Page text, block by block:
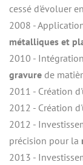
cessé d'évoluer
2008 -
métalliques et
2010 -
gravure de
2011 - Création
2012 - Création
2012 -
précision pour la
2013 -